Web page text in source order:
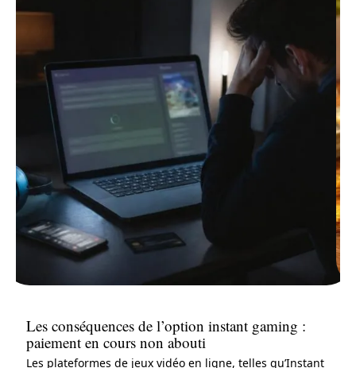
Les conséquences de l’option instant gaming :
paiement en cours non abouti
Les plateformes de jeux vidéo en ligne, telles qu’Instant